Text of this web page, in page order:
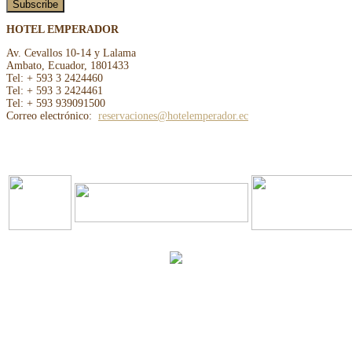
HOTEL EMPERADOR
Av. Cevallos 10-14 y Lalama
Ambato, Ecuador, 1801433
Tel: + 593 3 2424460
Tel: + 593 3 2424461
Tel: + 593 939091500
Correo electrónico: reservaciones@hotelemperador.ec